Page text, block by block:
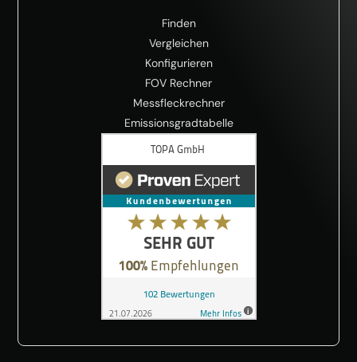
Finden
Vergleichen
Konfigurieren
FOV Rechner
Messfleckrechner
Emissionsgradtabelle